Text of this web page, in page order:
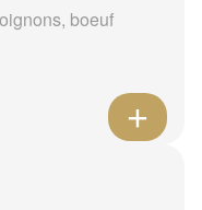
boeuf